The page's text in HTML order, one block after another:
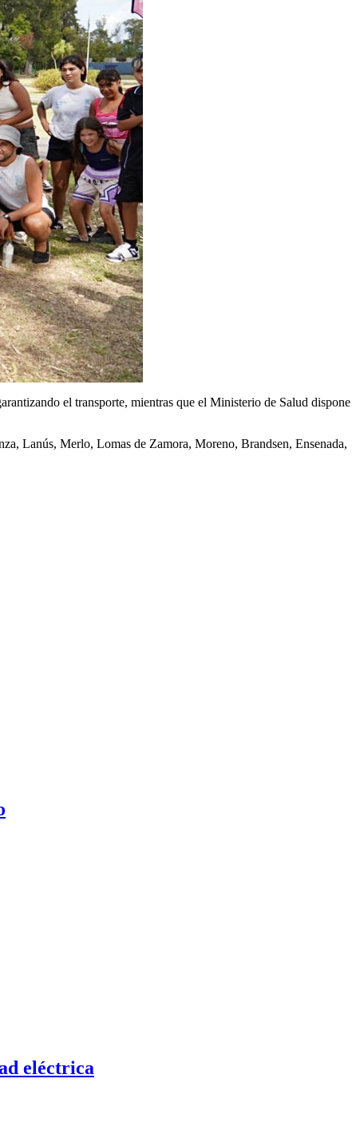
el transporte, mientras que el Ministerio de Salud dispone
Lanús, Merlo, Lomas de Zamora, Moreno, Brandsen, Ensenada,
eléctrica